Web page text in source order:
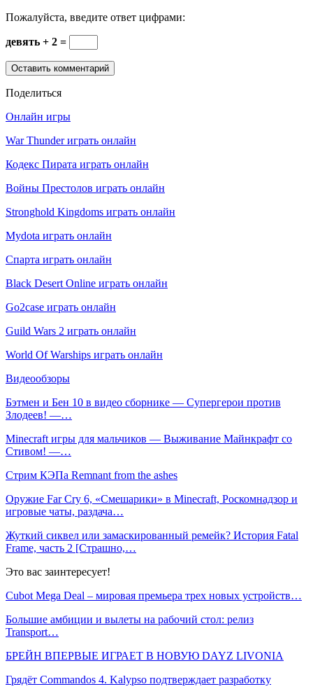
Пожалуйста, введите ответ цифрами:
девять + 2 =
Поделиться
Онлайн игры
War Thunder играть онлайн
Кодекс Пирата играть онлайн
Войны Престолов играть онлайн
Stronghold Kingdoms играть онлайн
Mydota играть онлайн
Спарта играть онлайн
Black Desert Online играть онлайн
Go2case играть онлайн
Guild Wars 2 играть онлайн
World Of Warships играть онлайн
Видеообзоры
Бэтмен и Бен 10 в видео сборнике — Супергерои против
Злодеев! —…
Minecraft игры для мальчиков — Выживание Майнкрафт со
Стивом! —…
Стрим КЭПа Remnant from the ashes
Оружие Far Cry 6, «Смешарики» в Minecraft, Роскомнадзор и
игровые чаты, раздача…
Жуткий сиквел или замаскированный ремейк? История Fatal
Frame, часть 2 [Страшно,…
Это вас заинтересует!
Cubot Mega Deal – мировая премьера трех новых устройств…
Большие амбиции и вылеты на рабочий стол: релиз
Transport…
БРЕЙН ВПЕРВЫЕ ИГРАЕТ В НОВУЮ DAYZ LIVONIA
Грядёт Commandos 4. Kalypso подтверждает разработку